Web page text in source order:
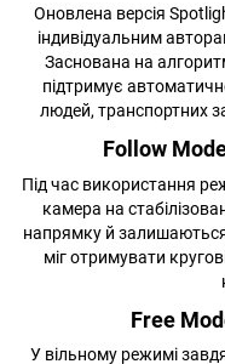
Оновлена версія
індивідуальним
Заснована на
підтримує
людей, транспортних
Follow
Під час використання
камера на
напрямку й
міг отримувати
Free
У вільному режимі